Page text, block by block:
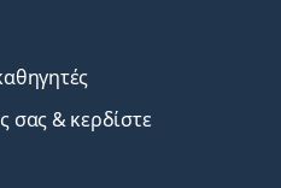
σας & κερδίστε